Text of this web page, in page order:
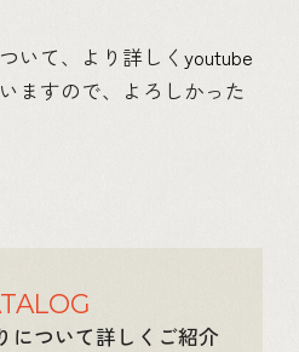
いて、より詳しく youtube
ますので、よろしかった
について詳しくご紹介